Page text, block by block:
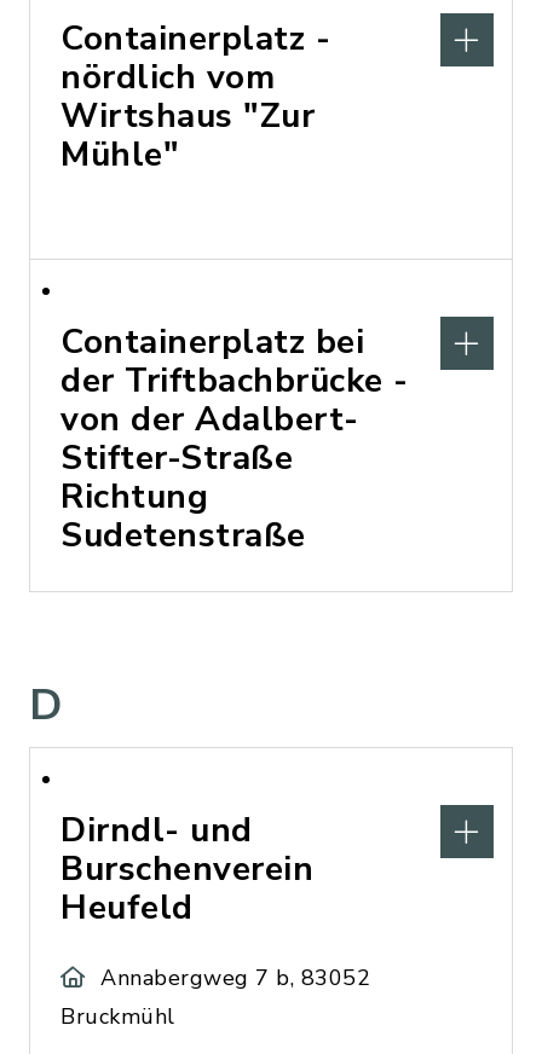
Containerplatz -
nördlich vom
Wirtshaus "Zur
Mühle"
Containerplatz bei
der Triftbachbrücke -
von der Adalbert-
Stifter-Straße
Richtung
Sudetenstraße
D
Dirndl- und
Burschenverein
Heufeld
Annabergweg 7 b, 83052
Bruckmühl